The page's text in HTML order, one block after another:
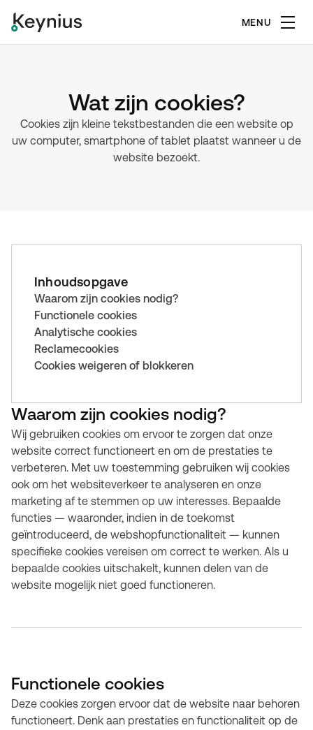
MENU
Wat zijn cookies?
Cookies zijn kleine tekstbestanden die een website op
uw computer, smartphone of tablet plaatst wanneer u de
website bezoekt.
Inhoudsopgave
Waarom zijn cookies nodig?
Functionele cookies
Analytische cookies
Reclamecookies
Cookies weigeren of blokkeren
Waarom zijn cookies nodig?
Wij gebruiken cookies om ervoor te zorgen dat onze
website correct functioneert en om de prestaties te
verbeteren. Met uw toestemming gebruiken wij cookies
ook om het websiteverkeer te analyseren en onze
marketing af te stemmen op uw interesses. Bepaalde
functies — waaronder, indien in de toekomst
geïntroduceerd, de webshopfunctionaliteit — kunnen
specifieke cookies vereisen om correct te werken. Als u
bepaalde cookies uitschakelt, kunnen delen van de
website mogelijk niet goed functioneren.
Functionele cookies
Deze cookies zorgen ervoor dat de website naar behoren
functioneert. Denk aan prestaties en functionaliteit op de